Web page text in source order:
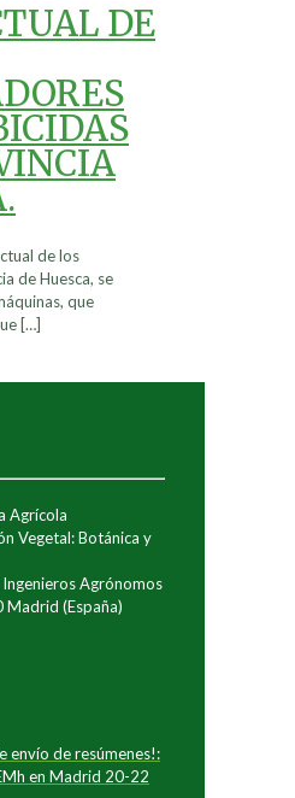
DE
de los
de Huesca, se
que
[…]
Agrícola
Vegetal: Botánica y
Ingenieros Agrónomos
(España)
envío de resúmenes!:
en Madrid 20-22